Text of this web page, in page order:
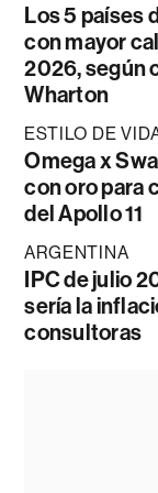
Los 5 países
con mayor
2026, según
Wharton
ESTILO DE
Omega x
con oro para
del Apollo 11
ARGENTINA
IPC de julio
sería la
consultoras